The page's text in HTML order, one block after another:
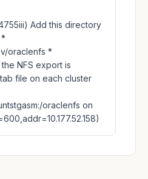
Add this directory
oraclenfs *
NFS export is
file on each cluster
oraclenfs on